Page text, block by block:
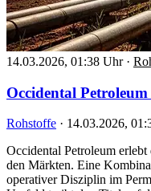
14.03.2026, 01:38 Uhr ·
Occidental
Rohstoffe · 14.03.2026,
Occidental Petroleum
den Märkten. Eine
operativer Disziplin im